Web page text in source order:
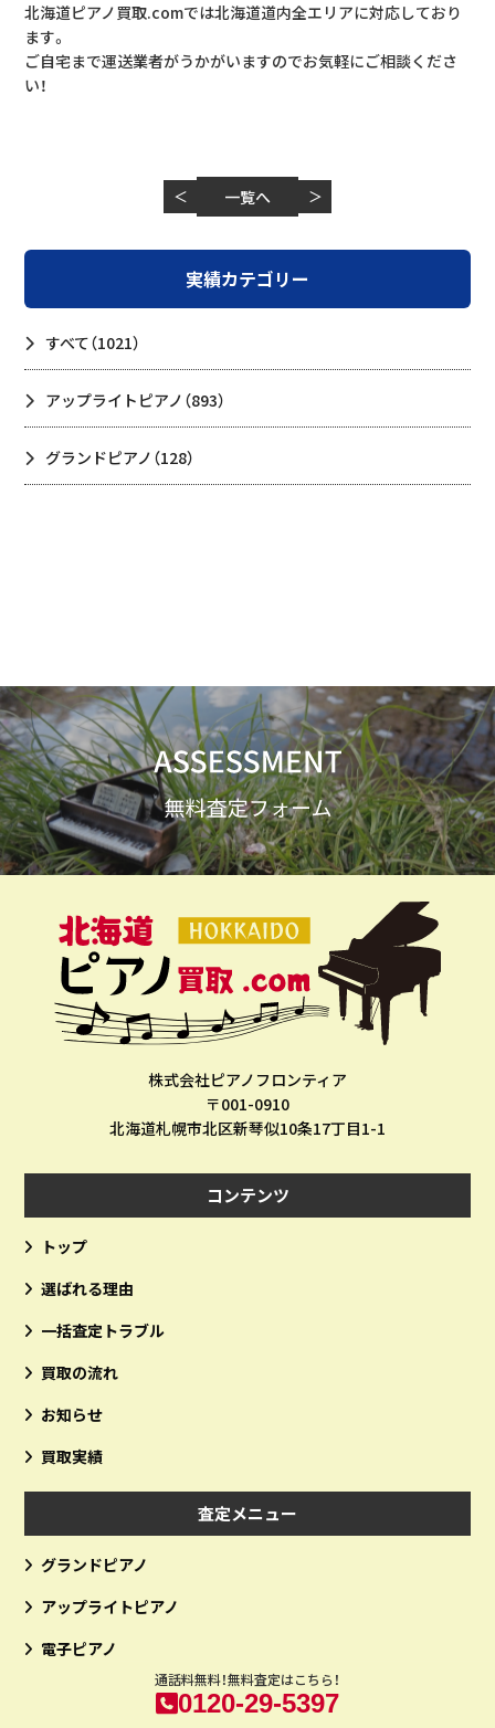
北海道ピアノ買取.comでは北海道道内全エリアに対応しており
ます。
ご自宅まで運送業者がうかがいますのでお気軽にご相談くださ
い！
＜ 一覧へ ＞
実績カテゴリー
すべて（1021）
アップライトピアノ （893）
グランドピアノ （128）
株式会社ピアノフロンティア
〒001-0910
北海道札幌市北区新琴似10条17丁目1-1
コンテンツ
トップ
選ばれる理由
一括査定トラブル
買取の流れ
お知らせ
買取実績
査定メニュー
グランドピアノ
アップライトピアノ
電子ピアノ
通話料無料！無料査定はこちら！
0120-29-5397